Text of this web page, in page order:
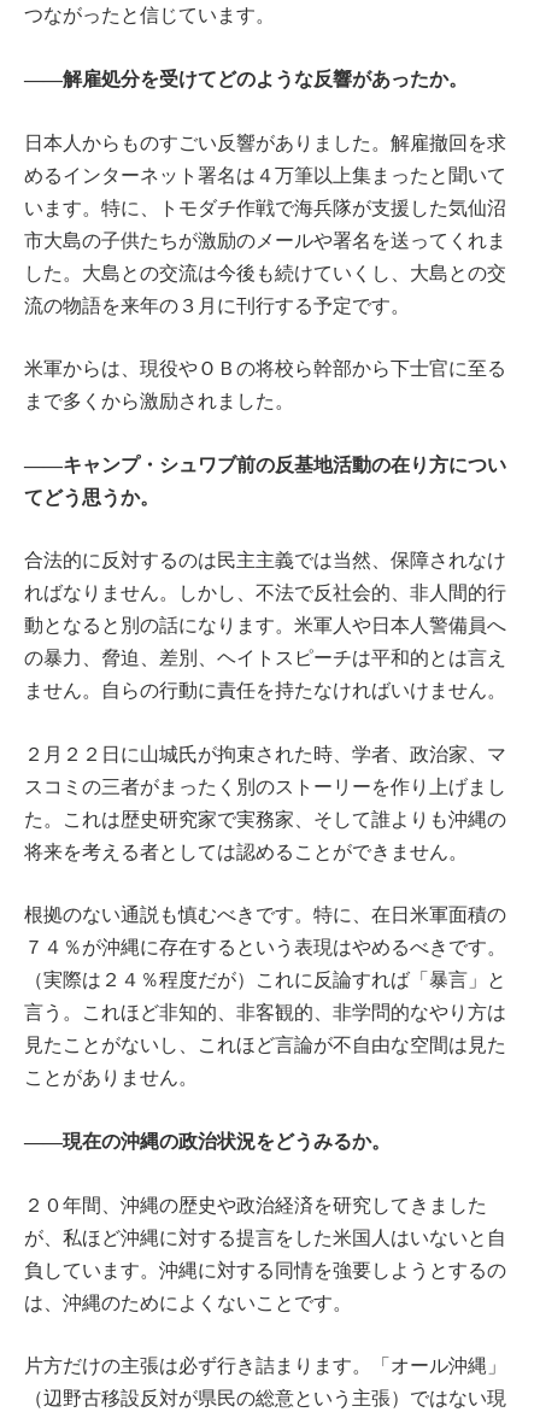
つながったと信じています。
――解雇処分を受けてどのような反響があったか。
日本人からものすごい反響がありました。解雇撤回を求
めるインターネット署名は４万筆以上集まったと聞いて
います。特に、トモダチ作戦で海兵隊が支援した気仙沼
市大島の子供たちが激励のメールや署名を送ってくれま
した。大島との交流は今後も続けていくし、大島との交
流の物語を来年の３月に刊行する予定です。
米軍からは、現役やＯＢの将校ら幹部から下士官に至る
まで多くから激励されました。
――キャンプ・シュワブ前の反基地活動の在り方につい
てどう思うか。
合法的に反対するのは民主主義では当然、保障されなけ
ればなりません。しかし、不法で反社会的、非人間的行
動となると別の話になります。米軍人や日本人警備員へ
の暴力、脅迫、差別、ヘイトスピーチは平和的とは言え
ません。自らの行動に責任を持たなければいけません。
２月２２日に山城氏が拘束された時、学者、政治家、マ
スコミの三者がまったく別のストーリーを作り上げまし
た。これは歴史研究家で実務家、そして誰よりも沖縄の
将来を考える者としては認めることができません。
根拠のない通説も慎むべきです。特に、在日米軍面積の
７４％が沖縄に存在するという表現はやめるべきです。
（実際は２４％程度だが）これに反論すれば「暴言」と
言う。これほど非知的、非客観的、非学問的なやり方は
見たことがないし、これほど言論が不自由な空間は見た
ことがありません。
――現在の沖縄の政治状況をどうみるか。
２０年間、沖縄の歴史や政治経済を研究してきました
が、私ほど沖縄に対する提言をした米国人はいないと自
負しています。沖縄に対する同情を強要しようとするの
は、沖縄のためによくないことです。
片方だけの主張は必ず行き詰まります。「オール沖縄」
（辺野古移設反対が県民の総意という主張）ではない現